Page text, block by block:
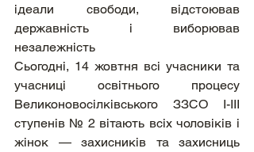
ідеали свободи, відстоював
державність і виборював
незалежність
Сьогодні, 14 жовтня всі учасники та
учасниці освітнього процесу
Великоновосілківського ЗЗСО І-ІІІ
ступенів № 2 вітають всіх чоловіків і
жінок — захисників та захисниць